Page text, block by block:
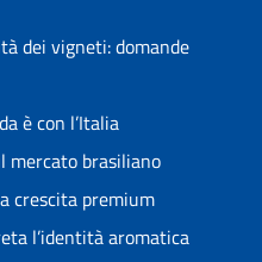
dei vigneti: domande
è con l’Italia
mercato brasiliano
crescita premium
l’identità aromatica